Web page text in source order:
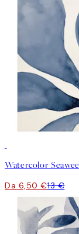
Watercolor
Da 6,50 €13 €